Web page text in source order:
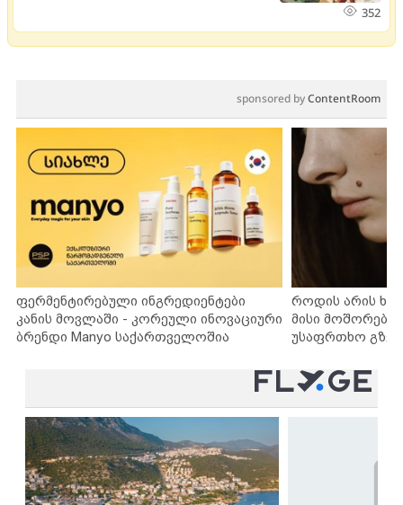
352
sponsored byContentRoom
ფერმენტირებული ინგრედიენტები
კანის მოვლაში - კორეული ინოვაციური
ბრენდი Manyo საქართველოშია
როდის არის
მისი
უსაფრთხო